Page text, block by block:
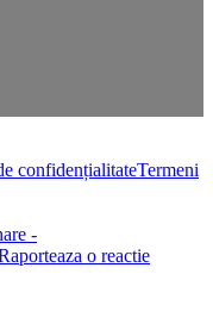
confidențialitateTermeni
-
o reactie